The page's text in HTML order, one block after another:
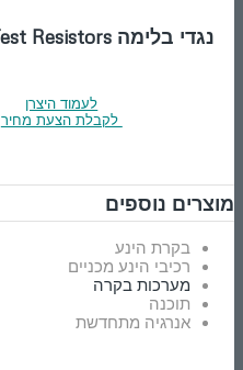
נגדי בלימה Load and Test Resistors
לעמוד היצרן
לקבלת הצעת מחיר
מוצרים נוספים
בקרת הינע
רכיבי הינע מכניים
מערכות בקרה
תוכנה
אנרגיה מתחדשת